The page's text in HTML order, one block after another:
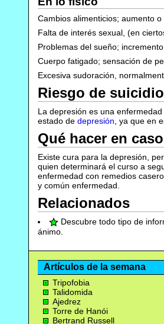
Cambios alimenticios; aumento
Falta de interés sexual, (en
Problemas del sueño;
Cuerpo fatigado; sensación de
Excesiva sudoración,
Riesgo de suicidio
La depresión es una
estado de depresión , ya que en
Qué hacer en
Existe cura para la depresión,
quien determinará el curso a
enfermedad con remedios
y común enfermedad.
Relacionados
Descubre todo tipo de
ánimo.
Artículos de la semana
Tripofobia
Talidomida
Ajedrez
Torre de Hanói
Bertrand Russell